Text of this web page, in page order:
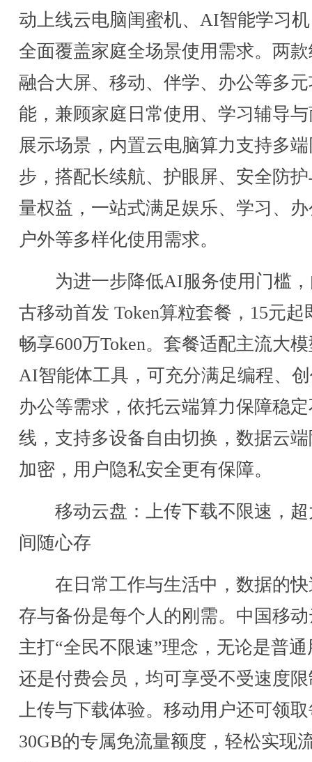
动上线云电脑闺蜜机、AI智能学习
全面覆盖家庭全场景使用需求。两
融合大屏、移动、伴学、办公等多
能，兼顾家庭日常使用、学习辅导
展示场景，内置云电脑算力支持多
步，搭配长续航、护眼屏、安全防
量权益，一站式满足娱乐、学习、
户外等多样化使用需求。
为进一步降低AI服务使用门槛，
古移动首发 Token算粒套餐，15元起
畅享600万Token。套餐适配主流大
AI智能体工具，可充分满足编程、
办公等需求，依托云端算力保障稳
线，支持多设备自由切换，数据云
加密，用户隐私安全更有保障。
移动云盘：上传下载不限速，超
间随心存
在日常工作与生活中，数据的快
存与备份是每个人的刚需。中国移
主打“全民不限速”理念，无论是普通
还是付费会员，均可享受不受速度
上传与下载体验。移动用户还可领
30GB的专属免流量额度，轻松实现